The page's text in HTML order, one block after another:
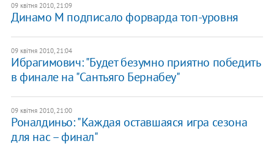
09 квітня 2010, 21:09
Динамо М подписало форварда топ-уровня
09 квітня 2010, 21:04
Ибрагимович: "Будет безумно приятно победить
в финале на "Сантьяго Бернабеу"
09 квітня 2010, 21:00
Роналдиньо: "Каждая оставшаяся игра сезона
для нас – финал"